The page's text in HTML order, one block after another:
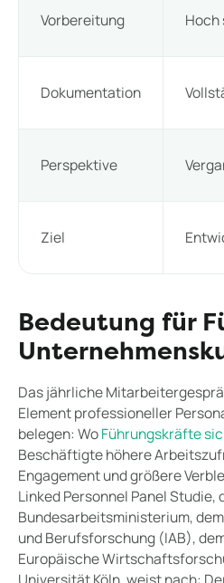
Vorbereitung
Dokumentation
Perspektive
Ziel
Bedeutung für
Das jährliche
Element professioneller
belegen: WoFührungskräfte
Beschäftigte höhere
Engagement und größere
Linked Personnel Panel
Bundesarbeitsministerium,
und Berufsforschung (IAB),
Europäische